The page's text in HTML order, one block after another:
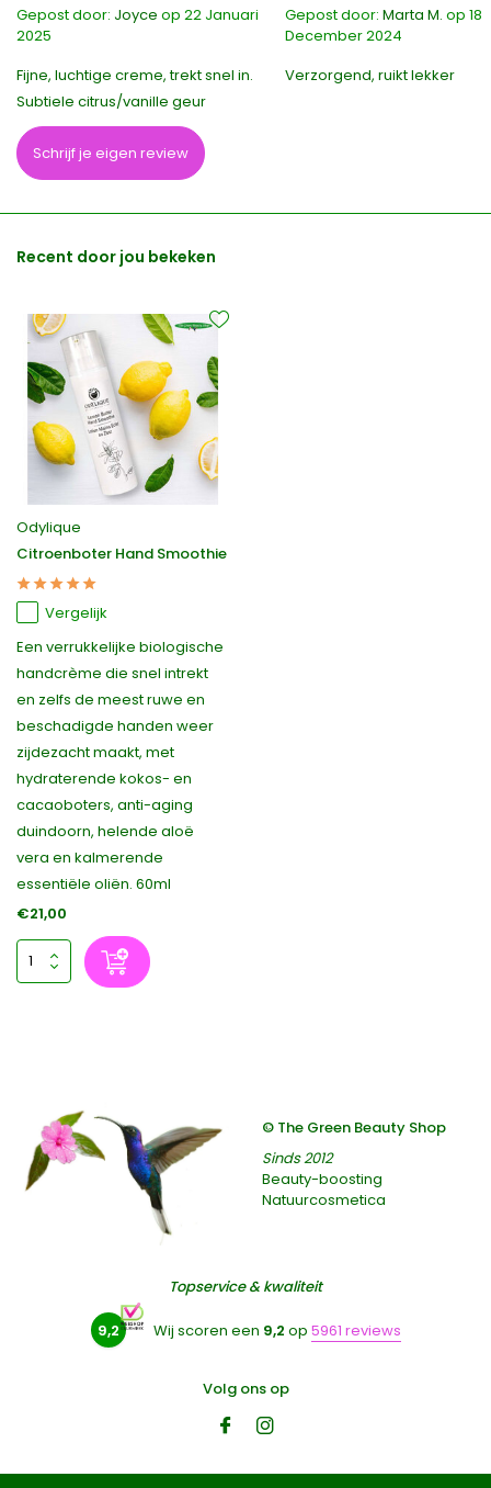
Gepost door: Joyce op 22 Januari
2025
Fijne, luchtige creme, trekt snel in.
Subtiele citrus/vanille geur
Gepost door: Marta M. op 18
December 2024
Verzorgend, ruikt lekker
Schrijf je eigen review
Recent door jou bekeken
Odylique
Citroenboter Hand Smoothie
Vergelijk
Een verrukkelijke biologische
handcrème die snel intrekt
en zelfs de meest ruwe en
beschadigde handen weer
zijdezacht maakt, met
hydraterende kokos- en
cacaoboters, anti-aging
duindoorn, helende aloë
vera en kalmerende
essentiële oliën. 60ml
€21,00
© The Green Beauty Shop
Sinds 2012
Beauty-boosting
Natuurcosmetica
Topservice & kwaliteit
9,2 Wij scoren een 9,2 op 5961 reviews
Volg ons op